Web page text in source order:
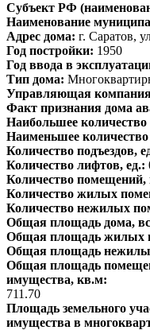
Субъект РФ
Наименование
Адрес дома: г. Саратов,
Год постройки: 1950
Год ввода в
Тип дома:
Управляющая
Факт признания дома
Наибольшее количество
Наименьшее количество
Количество подъездов,
Количество лифтов, ед.:
Количество помещений,
Количество жилых
Количество нежилых
Общая площадь дома,
Общая площадь жилых
Общая площадь
Общая площадь
имущества, кв.м:
711.70
Площадь земельного
имущества в